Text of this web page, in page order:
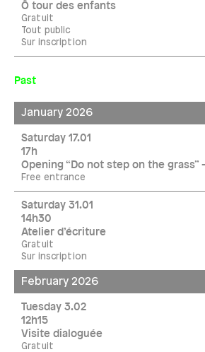
Ô tour des enfants
Gratuit
Tout public
Sur inscription
Past
January 2026
Saturday 17.01
17h
Opening “Do not step on the grass”
Free entrance
Saturday 31.01
14h30
Atelier d’écriture
Gratuit
Sur inscription
February 2026
Tuesday 3.02
12h15
Visite dialoguée
Gratuit